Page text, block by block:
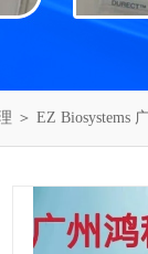
＞ EZ Biosystems